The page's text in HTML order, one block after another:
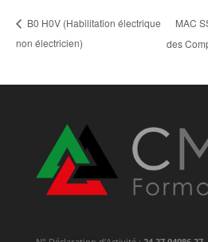
B0 H0V (Habilitation électrique
non électricien)
MAC
des